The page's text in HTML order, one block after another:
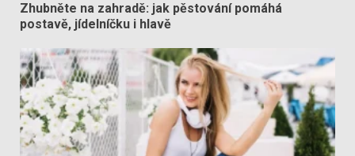
Zhubněte na zahradě: jak pěstování pomáhá
postavě, jídelníčku i hlavě